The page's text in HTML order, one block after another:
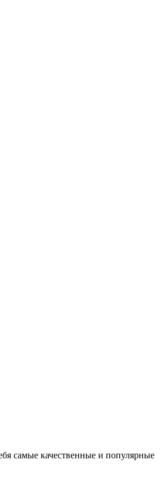
самые качественные и популярные